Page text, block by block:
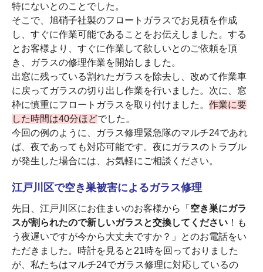
特にないとのことでした。
そこで、旭硝子社製のフロートガラスでお見積を作成
し、すぐに作業可能であることをお伝えしました。する
とお客様より、すぐに作業して欲しいとのご依頼を頂
き、ガラスの修理作業を開始しました。
出窓に残っている割れたガラスを除去し、改めて作業車
に戻ってガラスの切り出し作業を行いました。次に、窓
枠に慎重にフロートガラスを取り付けました。 作業に要
した時間は40分ほどでした。
今回の例のように、ガラス修理緊急隊のマルチ24であれ
ば、夜であっても対応可能です。夜にガラスのトラブル
が発生した場合には、お気軽にご相談ください。
江戸川区で空き巣被害によるガラス修理
先日、江戸川区にお住まいのお客様から「 空き巣にガラ
スが割られたので新しいガラスと交換してください ！も
う夜遅いですが今から大丈夫ですか？」とのお電話をい
ただきました。時計を見ると21時を回っておりました
が、私たちはマルチ24でガラス修理に対応しているの